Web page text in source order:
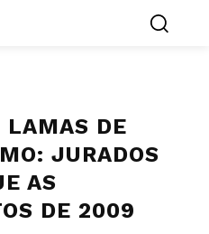
LAMAS DE
JURADOS
AS
DE 2009